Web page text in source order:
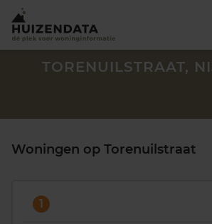
TORENUILSTRAAT,
Woningen op Torenuilstraat
1